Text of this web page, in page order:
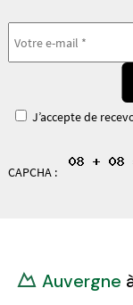
J’accepte de
CAPCHA :
Auvergne